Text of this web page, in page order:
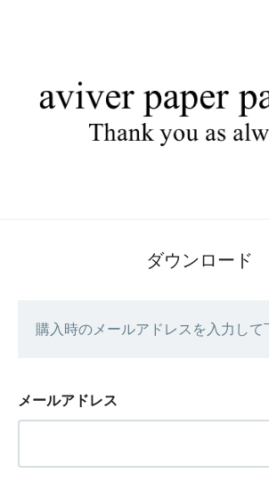
ダウンロード
購入時のメールアドレスを入力して
メールアドレス